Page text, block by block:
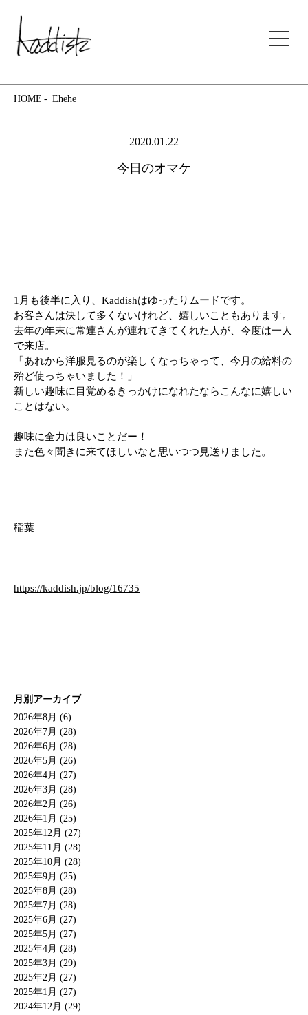
kaddish development store
HOME Ehehe
2020.01.22
今日のオマケ
1月も後半に入り、Kaddishはゆったりムードです。
お客さんは決して多くないけれど、嬉しいこともあります。
去年の年末に常連さんが連れてきてくれた人が、今度は一人
で来店。
「あれから洋服見るのが楽しくなっちゃって、今月の給料の
殆ど使っちゃいました！」
新しい趣味に目覚めるきっかけになれたならこんなに嬉しい
ことはない。
趣味に全力は良いことだー！
また色々聞きに来てほしいなと思いつつ見送りました。
稲葉
https://kaddish.jp/blog/16735
月別アーカイブ
2026年8月 (6)
2026年7月 (28)
2026年6月 (28)
2026年5月 (26)
2026年4月 (27)
2026年3月 (28)
2026年2月 (26)
2026年1月 (25)
2025年12月 (27)
2025年11月 (28)
2025年10月 (28)
2025年9月 (25)
2025年8月 (28)
2025年7月 (28)
2025年6月 (27)
2025年5月 (27)
2025年4月 (28)
2025年3月 (29)
2025年2月 (27)
2025年1月 (27)
2024年12月 (29)